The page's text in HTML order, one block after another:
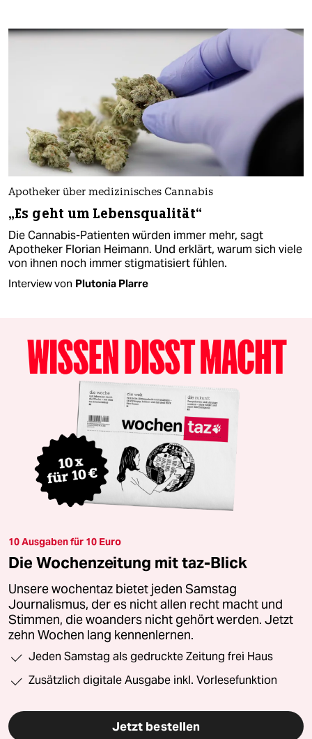
Apotheker über medizinisches Cannabis
„Es geht um Lebensqualität“
Die Cannabis-Patienten würden immer mehr, sagt
Apotheker Florian Heimann. Und erklärt, warum sich viele
von ihnen noch immer stigmatisiert fühlen.
Interview von Plutonia Plarre
10 Ausgaben für 10 Euro
Die Wochenzeitung mit taz-Blick
Unsere wochentaz bietet jeden Samstag
Journalismus, der es nicht allen recht macht und
Stimmen, die woanders nicht gehört werden. Jetzt
zehn Wochen lang kennenlernen.
Jeden Samstag als gedruckte Zeitung frei Haus
Zusätzlich digitale Ausgabe inkl. Vorlesefunktion
Jetzt bestellen